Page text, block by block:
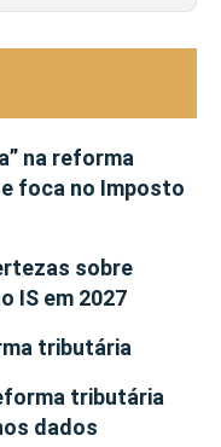
na reforma
foca no Imposto
sobre
IS em 2027
tributária
tributária
dados